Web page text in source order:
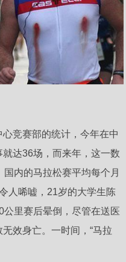
竞赛部的统计，今年在中
达36场，而来年，这一数
内的马拉松赛平均每个月
人唏嘘，21岁的大学生陈
里赛后晕倒，尽管在送医
效身亡。一时间，“马拉